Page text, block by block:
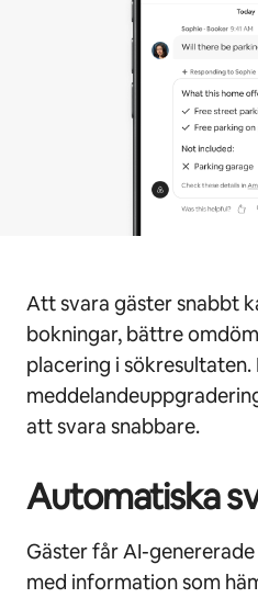
Att svara gäster snabbt
bokningar, bättre
placering i sökresultaten.
att svara snabbare.
Automatiska
Gäster får AI-
med information som